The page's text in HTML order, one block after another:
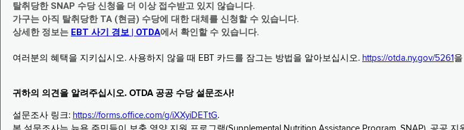
탈취당한 SNAP 수당 신청을 더 이상 접수받고 있지 않습니다.
가구는 아직 탈취당한 TA (현금) 수당에 대한 대체를 신청할 수 있습니다.
상세한 정보는 EBT 사기 경보 | OTDA에서 확인할 수 있습니다.
여러분의 혜택을 지키십시오. 사용하지 않을 때 EBT 카드를 잠그는 방법을 알아보십시오. https://otda.ny.gov/5261
귀하의 의견을 알려주십시오. OTDA 공공 수당 설문조사!
설문조사 링크: https://forms.office.com/g/iXXyiDETtG.